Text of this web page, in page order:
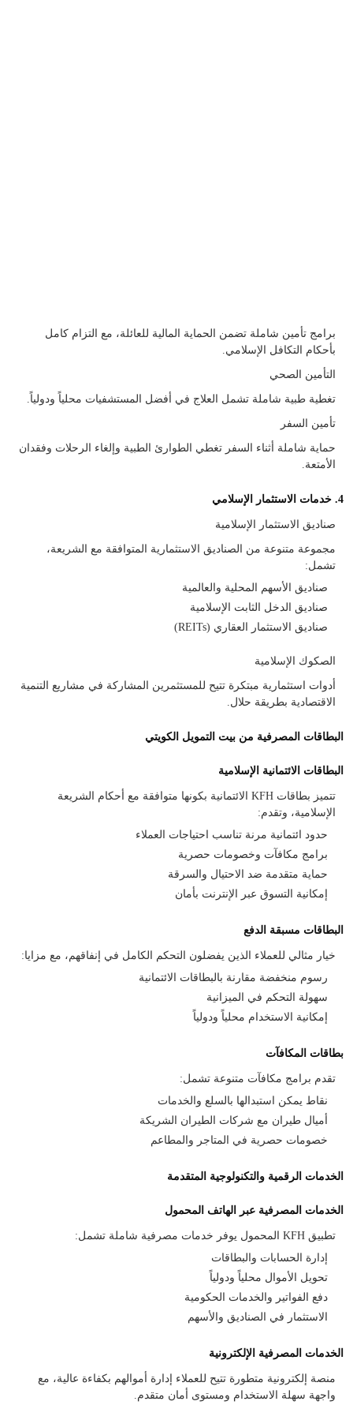
برامج تأمين شاملة تضمن الحماية المالية للعائلة، مع التزام كامل
بأحكام التكافل الإسلامي.
التأمين الصحي
تغطية طبية شاملة تشمل العلاج في أفضل المستشفيات محلياً ودولياً.
تأمين السفر
حماية شاملة أثناء السفر تغطي الطوارئ الطبية وإلغاء الرحلات وفقدان
الأمتعة.
4. خدمات الاستثمار الإسلامي
صناديق الاستثمار الإسلامية
مجموعة متنوعة من الصناديق الاستثمارية المتوافقة مع الشريعة،
تشمل:
صناديق الأسهم المحلية والعالمية
صناديق الدخل الثابت الإسلامية
صناديق الاستثمار العقاري (REITs)
الصكوك الإسلامية
أدوات استثمارية مبتكرة تتيح للمستثمرين المشاركة في مشاريع التنمية
الاقتصادية بطريقة حلال.
البطاقات المصرفية من بيت التمويل الكويتي
البطاقات الائتمانية الإسلامية
تتميز بطاقات KFH الائتمانية بكونها متوافقة مع أحكام الشريعة
الإسلامية، وتقدم:
حدود ائتمانية مرنة تناسب احتياجات العملاء
برامج مكافآت وخصومات حصرية
حماية متقدمة ضد الاحتيال والسرقة
إمكانية التسوق عبر الإنترنت بأمان
البطاقات مسبقة الدفع
خيار مثالي للعملاء الذين يفضلون التحكم الكامل في إنفاقهم، مع مزايا:
رسوم منخفضة مقارنة بالبطاقات الائتمانية
سهولة التحكم في الميزانية
إمكانية الاستخدام محلياً ودولياً
بطاقات المكافآت
تقدم برامج مكافآت متنوعة تشمل:
نقاط يمكن استبدالها بالسلع والخدمات
أميال طيران مع شركات الطيران الشريكة
خصومات حصرية في المتاجر والمطاعم
الخدمات الرقمية والتكنولوجية المتقدمة
الخدمات المصرفية عبر الهاتف المحمول
تطبيق KFH المحمول يوفر خدمات مصرفية شاملة تشمل:
إدارة الحسابات والبطاقات
تحويل الأموال محلياً ودولياً
دفع الفواتير والخدمات الحكومية
الاستثمار في الصناديق والأسهم
الخدمات المصرفية الإلكترونية
منصة إلكترونية متطورة تتيح للعملاء إدارة أموالهم بكفاءة عالية، مع
واجهة سهلة الاستخدام ومستوى أمان متقدم.